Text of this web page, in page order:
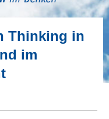
Thinking in
im